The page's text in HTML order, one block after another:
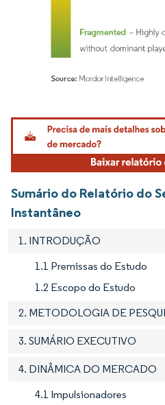
Imagem © Mordor Intelligence. O reuso
Sumário do Relatório do
Instantâneo
1. INTRODUÇÃO
1.1 Premissas do Estudo
1.2 Escopo do Estudo
2. METODOLOGIA DE
3. SUMÁRIO EXECUTIVO
4. DINÂMICA DO MERCADO
4.1 Impulsionadores